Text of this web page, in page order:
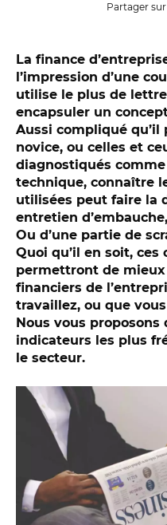
Partager sur
La finance
l’impression d’une
utilise le plus de
encapsuler un
Aussi compliqué
novice, ou celles et
diagnostiqués
technique, connaître
utilisées peut faire la
entretien
Ou d’une partie de
Quoi qu’il en soit, ces
permettront de
financiers de
travaillez, ou que
Nous vous proposons
indicateurs les plus
le secteur.